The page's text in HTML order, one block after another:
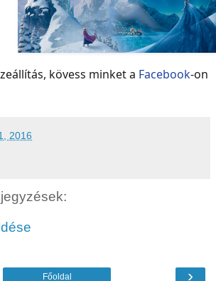
kövess minket a Facebook-on
2016
›
Főoldal